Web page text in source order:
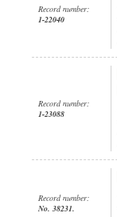
Record number:
1-22040
Record number:
1-23088
Record number:
No. 38231.